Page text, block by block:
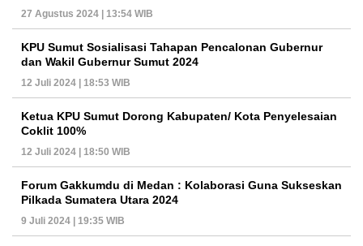
27 Agustus 2024 | 13:54 WIB
KPU Sumut Sosialisasi Tahapan Pencalonan Gubernur
dan Wakil Gubernur Sumut 2024
12 Juli 2024 | 18:53 WIB
Ketua KPU Sumut Dorong Kabupaten/ Kota Penyelesaian
Coklit 100%
12 Juli 2024 | 18:50 WIB
Forum Gakkumdu di Medan : Kolaborasi Guna Sukseskan
Pilkada Sumatera Utara 2024
9 Juli 2024 | 19:35 WIB